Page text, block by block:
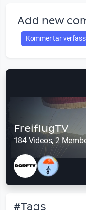
Add new
Kommentar
FreiflugTV
184 Videos, 2
#Tags